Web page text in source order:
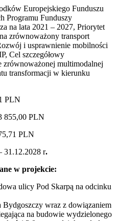
Europejskiego Funduszu
Programu Funduszy
na lata 2021 – 2027, Priorytet
zrównoważony transport
i usprawnienie mobilności
Cel szczegółowy
multimodalnej
transformacji w kierunku
PLN
855,00 PLN
PLN
31.12.2028 r.
w projekcie:
ulicy Pod Skarpą na odcinku
wraz z dowiązaniem
na budowie wydzielonego